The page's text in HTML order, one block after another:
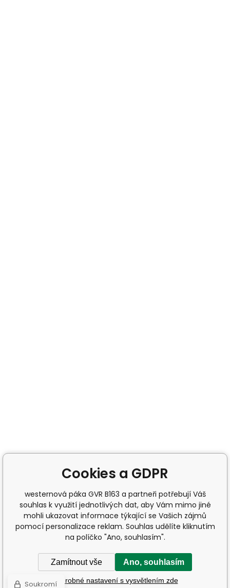
Cookies a GDPR
westernová páka GVR B163 a partneři potřebují Váš
souhlas k využití jednotlivých dat, aby Vám mimo jiné
mohli ukazovat informace týkající se Vašich zájmů
pomocí personalizace reklam. Souhlas udělíte kliknutím
na políčko "Ano, souhlasím".
Zamítnout vše Ano, souhlasím
Podrobné nastavení s vysvětlením zde
Soukromí